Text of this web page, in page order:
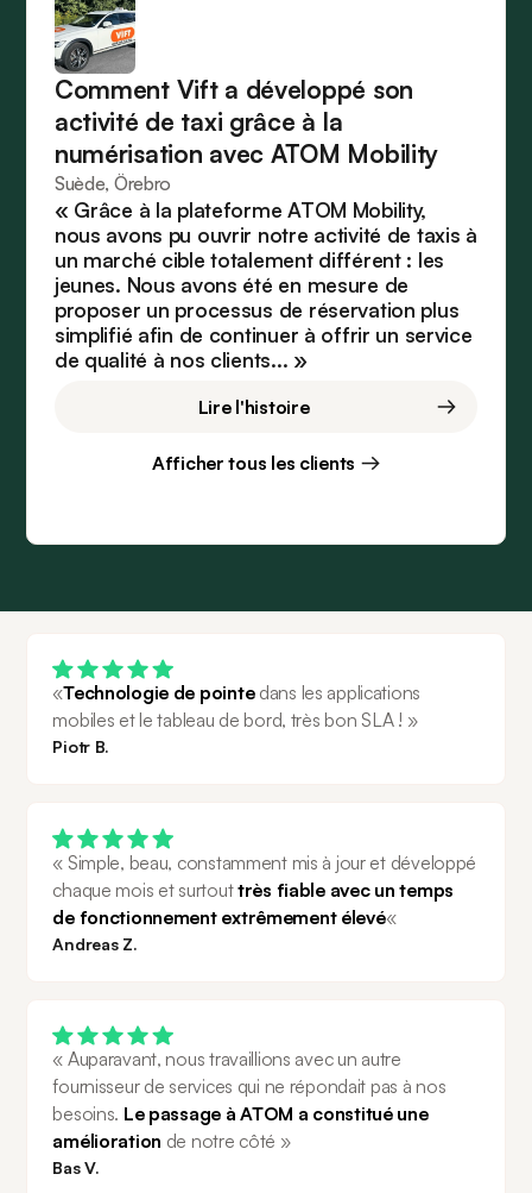
Comment Vift a développé son
activité de taxi grâce à la
numérisation avec ATOM Mobility
Suède, Örebro
« Grâce à la plateforme ATOM Mobility,
nous avons pu ouvrir notre activité de taxis à
un marché cible totalement différent : les
jeunes. Nous avons été en mesure de
proposer un processus de réservation plus
simplifié afin de continuer à offrir un service
de qualité à nos clients... »
Lire l'histoire
Afficher tous les clients
«Technologie de pointe dans les applications
mobiles et le tableau de bord, très bon SLA ! »
Piotr B.
« Simple, beau, constamment mis à jour et développé
chaque mois et surtout très fiable avec un temps
de fonctionnement extrêmement élevé«
Andreas Z.
« Auparavant, nous travaillions avec un autre
fournisseur de services qui ne répondait pas à nos
besoins. Le passage à ATOM a constitué une
amélioration de notre côté »
Bas V.